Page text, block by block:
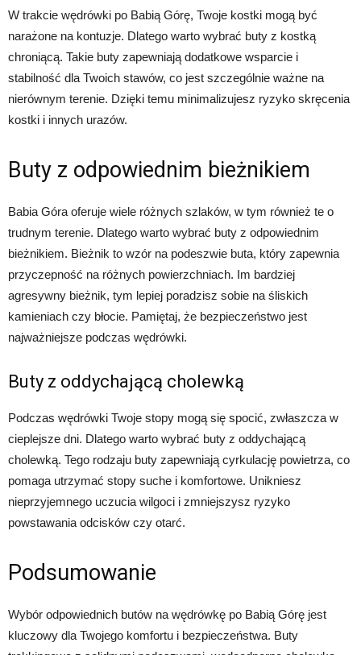
W trakcie wędrówki po Babią Górę, Twoje kostki mogą być
narażone na kontuzje. Dlatego warto wybrać buty z kostką
chroniącą. Takie buty zapewniają dodatkowe wsparcie i
stabilność dla Twoich stawów, co jest szczególnie ważne na
nierównym terenie. Dzięki temu minimalizujesz ryzyko skręcenia
kostki i innych urazów.
Buty z odpowiednim bieżnikiem
Babia Góra oferuje wiele różnych szlaków, w tym również te o
trudnym terenie. Dlatego warto wybrać buty z odpowiednim
bieżnikiem. Bieżnik to wzór na podeszwie buta, który zapewnia
przyczepność na różnych powierzchniach. Im bardziej
agresywny bieżnik, tym lepiej poradzisz sobie na śliskich
kamieniach czy błocie. Pamiętaj, że bezpieczeństwo jest
najważniejsze podczas wędrówki.
Buty z oddychającą cholewką
Podczas wędrówki Twoje stopy mogą się spocić, zwłaszcza w
cieplejsze dni. Dlatego warto wybrać buty z oddychającą
cholewką. Tego rodzaju buty zapewniają cyrkulację powietrza, co
pomaga utrzymać stopy suche i komfortowe. Unikniesz
nieprzyjemnego uczucia wilgoci i zmniejszysz ryzyko
powstawania odcisków czy otarć.
Podsumowanie
Wybór odpowiednich butów na wędrówkę po Babią Górę jest
kluczowy dla Twojego komfortu i bezpieczeństwa. Buty